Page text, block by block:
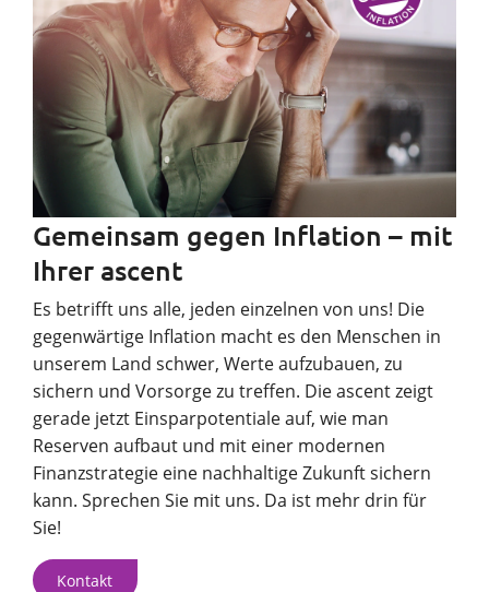
Gemeinsam gegen Inflation – mit
Ihrer ascent
Es betrifft uns alle, jeden einzelnen von uns! Die
gegenwärtige Inflation macht es den Menschen in
unserem Land schwer, Werte aufzubauen, zu
sichern und Vorsorge zu treffen. Die ascent zeigt
gerade jetzt Einsparpotentiale auf, wie man
Reserven aufbaut und mit einer modernen
Finanzstrategie eine nachhaltige Zukunft sichern
kann. Sprechen Sie mit uns. Da ist mehr drin für
Sie!
Kontakt